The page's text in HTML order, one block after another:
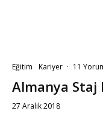
Eğitim Kariyer · 11
Almanya Staj
27 Aralık 2018